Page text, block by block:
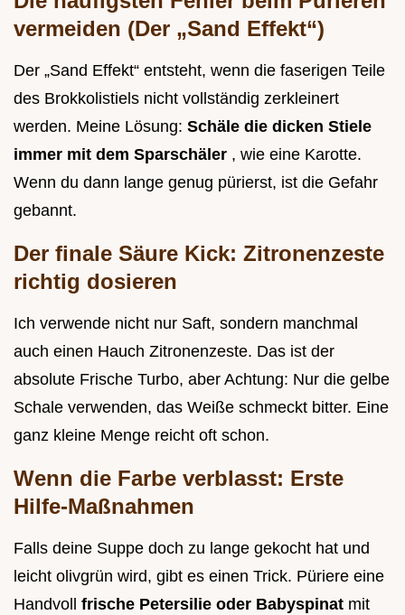
vermeiden (Der „Sand Effekt“)
Der „Sand Effekt“ entsteht, wenn die faserigen Teile
des Brokkolistiels nicht vollständig zerkleinert
werden. Meine Lösung: Schäle die dicken Stiele
immer mit dem Sparschäler , wie eine Karotte.
Wenn du dann lange genug pürierst, ist die Gefahr
gebannt.
Der finale Säure Kick: Zitronenzeste
richtig dosieren
Ich verwende nicht nur Saft, sondern manchmal
auch einen Hauch Zitronenzeste. Das ist der
absolute Frische Turbo, aber Achtung: Nur die gelbe
Schale verwenden, das Weiße schmeckt bitter. Eine
ganz kleine Menge reicht oft schon.
Wenn die Farbe verblasst: Erste
Hilfe-Maßnahmen
Falls deine Suppe doch zu lange gekocht hat und
leicht olivgrün wird, gibt es einen Trick. Püriere eine
Handvoll frische Petersilie oder Babyspinat mit